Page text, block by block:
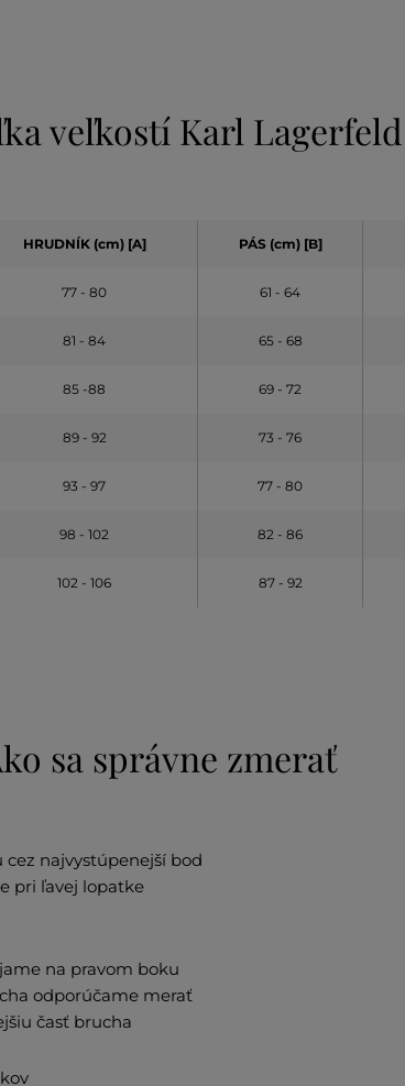
veľkostí Karl Lagerfeld
HRUDNÍK (cm) [A] PÁS (cm) [B]
77 - 80 61 - 64
81 - 84 65 - 68
85 -88 69 - 72
89 - 92 73 - 76
93 - 97 77 - 80
98 - 102 82 - 86
102 - 106 87 - 92
sa správne zmerať
najvystúpenejší bod
pri ľavej lopatke
na pravom boku
odporúčame merať
časť brucha